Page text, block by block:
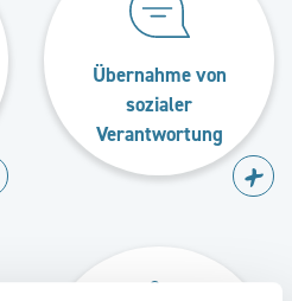
Übernahme von
sozialer
Verantwortung